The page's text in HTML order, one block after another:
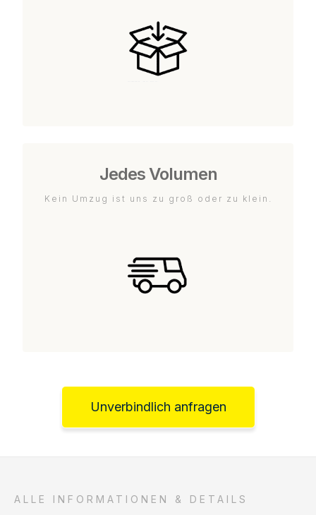
Jedes Volumen
Kein Umzug ist uns zu groß oder zu klein.
Unverbindlich anfragen
ALLE INFORMATIONEN & DETAILS